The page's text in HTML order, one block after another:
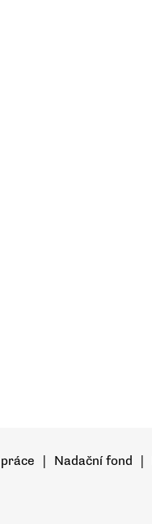
Nadační fond